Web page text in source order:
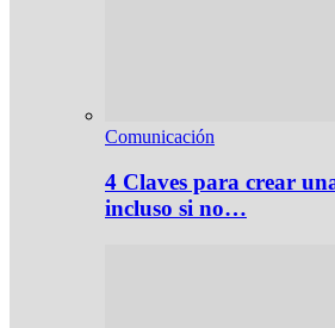
Comunicación
4 Claves para crear
incluso si no…